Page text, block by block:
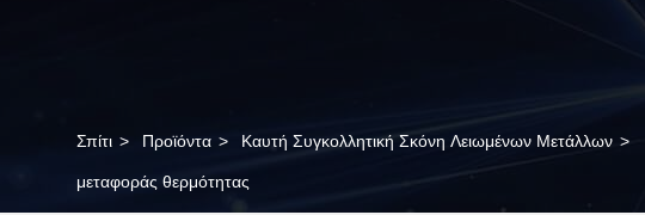
Σπίτι > Προϊόντα > Καυτή Συγκολλητική Σκόνη Λειωμένων Μετάλλων >
μεταφοράς θερμότητας